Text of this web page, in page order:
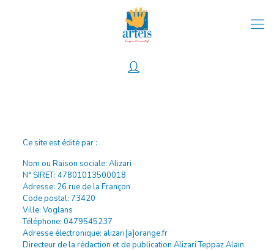
Ce site est édité par :
Nom ou Raison sociale: Alizari
N° SIRET: 47801013500018
Adresse: 26 rue de la Françon
Code postal: 73420
Ville: Voglans
Téléphone: 0479545237
Adresse électronique: alizari[a]orange.fr
Directeur de la rédaction et de publication Alizari Teppaz Alain